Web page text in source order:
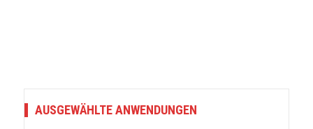
AUSGEWÄHLTE ANWENDUNGEN